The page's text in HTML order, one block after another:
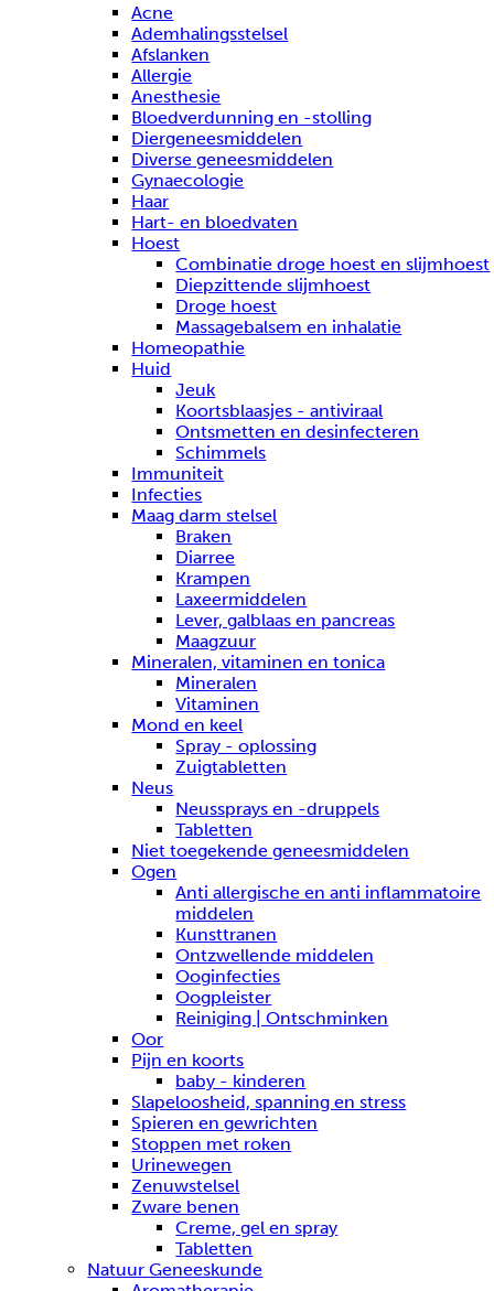
Acne
Ademhalingsstelsel
Afslanken
Allergie
Anesthesie
Bloedverdunning en -stolling
Diergeneesmiddelen
Diverse geneesmiddelen
Gynaecologie
Haar
Hart- en bloedvaten
Hoest
Combinatie droge hoest en slijmhoest
Diepzittende slijmhoest
Droge hoest
Massagebalsem en inhalatie
Homeopathie
Huid
Jeuk
Koortsblaasjes - antiviraal
Ontsmetten en desinfecteren
Schimmels
Immuniteit
Infecties
Maag darm stelsel
Braken
Diarree
Krampen
Laxeermiddelen
Lever, galblaas en pancreas
Maagzuur
Mineralen, vitaminen en tonica
Mineralen
Vitaminen
Mond en keel
Spray - oplossing
Zuigtabletten
Neus
Neussprays en -druppels
Tabletten
Niet toegekende geneesmiddelen
Ogen
Anti allergische en anti inflammatoire
middelen
Kunsttranen
Ontzwellende middelen
Ooginfecties
Oogpleister
Reiniging | Ontschminken
Oor
Pijn en koorts
baby - kinderen
Slapeloosheid, spanning en stress
Spieren en gewrichten
Stoppen met roken
Urinewegen
Zenuwstelsel
Zware benen
Creme, gel en spray
Tabletten
Natuur Geneeskunde